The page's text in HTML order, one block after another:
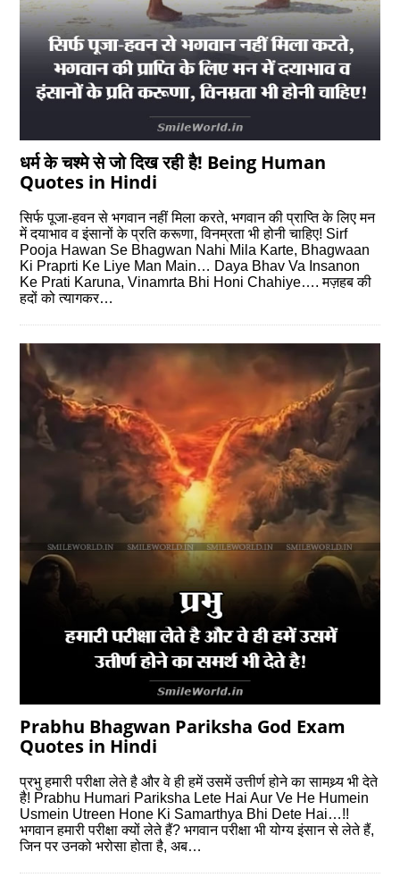
धर्म के चश्‍मे से जो दिख रही है! Being Human
Quotes in Hindi
सिर्फ पूजा-हवन से भगवान नहीं मिला करते, भगवान की प्राप्ति के लिए मन
में दयाभाव व इंसानों के प्रति करूणा, विनम्रता भी होनी चाहिए! Sirf
Pooja Hawan Se Bhagwan Nahi Mila Karte, Bhagwaan
Ki Praprti Ke Liye Man Main… Daya Bhav Va Insanon
Ke Prati Karuna, Vinamrta Bhi Honi Chahiye…. मज़हब की
हदों को त्यागकर…
Prabhu Bhagwan Pariksha God Exam
Quotes in Hindi
प्रभु हमारी परीक्षा लेते है और वे ही हमें उसमें उत्तीर्ण होने का सामथ्र्य भी देते
है! Prabhu Humari Pariksha Lete Hai Aur Ve He Humein
Usmein Utreen Hone Ki Samarthya Bhi Dete Hai…!!
भगवान हमारी परीक्षा क्यों लेते हैं? भगवान परीक्षा भी योग्‍य इंसान से लेते हैं,
जिन पर उनको भरोसा होता है, अब…